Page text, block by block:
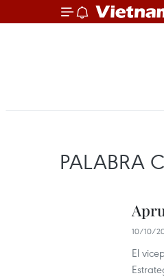
PALABRA
10/10/
El